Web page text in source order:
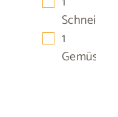
▢
1